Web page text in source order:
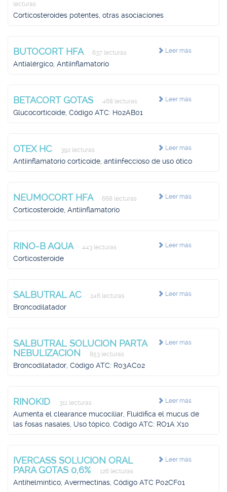
lecturas
Corticosteroides potentes, otras asociaciones
Leer más
BUTOCORT HFA 637 lecturas
Antialérgico, Antiinflamatorio
Leer más
BETACORT GOTAS 468 lecturas
Glucocorticoide, Código ATC: H02AB01
Leer más
OTEX HC 392 lecturas
Antiinflamatorio corticoide, antiinfeccioso de uso ótico
Leer más
NEUMOCORT HFA 668 lecturas
Corticosteroide, Antiinflamatorio
Leer más
RINO-B AQUA 443 lecturas
Corticosteroide
Leer más
SALBUTRAL AC 246 lecturas
Broncodilatador
Leer más
SALBUTRAL SOLUCION PARTA
NEBULIZACION
853 lecturas
Broncodilatador, Código ATC: R03AC02
Leer más
RINOKID 311 lecturas
Aumenta el clearance mucociliar, Fluidifica el mucus de
las fosas nasales, Uso tópico, Código ATC: RO1A X10
Leer más
IVERCASS SOLUCION ORAL
PARA GOTAS 0,6%
126 lecturas
Antihelmíntico, Avermectinas, Código ATC P02CF01